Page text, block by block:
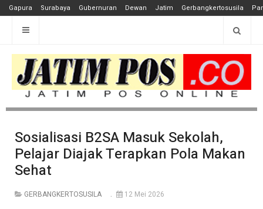
Gapura Surabaya Gubernuran Dewan Jatim Gerbangkertosusila
Sosialisasi B2SA Masuk Sekolah,
Pelajar Diajak Terapkan Pola Makan
Sehat
GERBANGKERTOSUSILA 12 Mei 2026